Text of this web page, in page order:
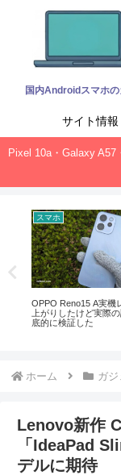
国内Androidスマホ
サイト情報
Pixel 10a・Galaxy
スマホ
OPPO Reno15 A実機
上がりしたけど実際
底的に検証した
ホーム ガ
Lenovo新作
「IdeaPad
デルに期待